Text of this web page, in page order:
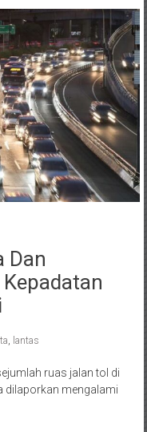
Dan
, lantas
ruas jalan tol di
dilaporkan mengalami